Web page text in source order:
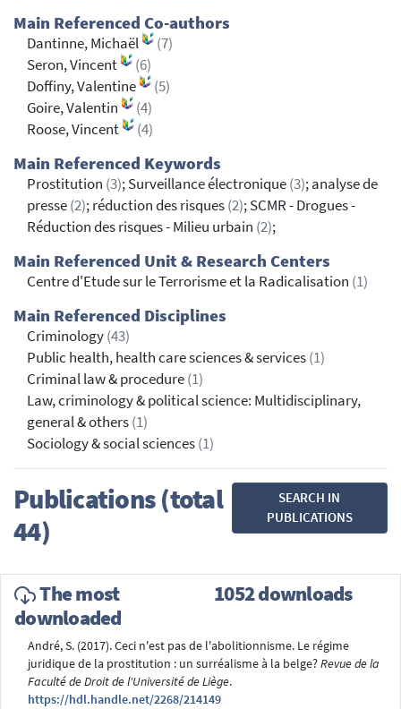
Main Referenced Co-authors
Dantinne, Michaël
(7)
Seron, Vincent
(6)
Doffiny, Valentine
(5)
Goire, Valentin
(4)
Roose, Vincent
(4)
Main Referenced Keywords
Prostitution (3); Surveillance électronique(3); analyse de
presse(2); réduction des risques(2); SCMR - Drogues -
Réduction des risques - Milieu urbain (2);
Main Referenced Unit & Research Centers
Centre d'Etude sur le Terrorisme et la Radicalisation (1)
Main Referenced Disciplines
Criminology(43)
Public health, health care sciences & services(1)
Criminal law & procedure(1)
Law, criminology & political science: Multidisciplinary,
general & others(1)
Sociology & social sciences(1)
Publications (total
44)
SEARCH IN
PUBLICATIONS
The most
downloaded
1052 downloads
André, S. (2017). Ceci n'est pas de l'abolitionnisme. Le régime
juridique de la prostitution : un surréalisme à la belge?Revue de la
Faculté de Droit de l'Université de Liège.
https://hdl.handle.net/2268/214149